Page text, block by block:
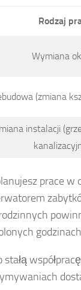
Rodzaj
Wymiana
(zmiana
instalacji
prace
stałą